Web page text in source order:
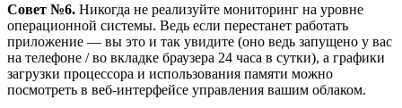
Совет №6. Никогда не реализуйте мониторинг на уровне
операционной системы. Ведь если перестанет работать
приложение — вы это и так увидите (оно ведь запущено у вас
на телефоне / во вкладке браузера 24 часа в сутки), а графики
загрузки процессора и использования памяти можно
посмотреть в веб-интерфейсе управления вашим облаком.